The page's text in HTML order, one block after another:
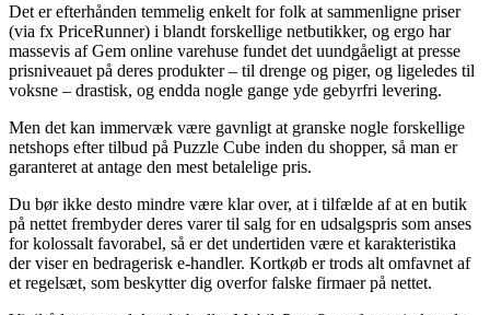
Det er efterhånden temmelig enkelt for folk at sammenligne priser
(via fx PriceRunner) i blandt forskellige netbutikker, og ergo har
massevis af Gem online varehuse fundet det uundgåeligt at presse
prisniveauet på deres produkter – til drenge og piger, og ligeledes til
voksne – drastisk, og endda nogle gange yde gebyrfri levering.
Men det kan immervæk være gavnligt at granske nogle forskellige
netshops efter tilbud på Puzzle Cube inden du shopper, så man er
garanteret at antage den mest betalelige pris.
Du bør ikke desto mindre være klar over, at i tilfælde af at en butik
på nettet frembyder deres varer til salg for en udsalgspris som anses
for kolossalt favorabel, så er det undertiden være et karakteristika
der viser en bedragerisk e-handler. Kortkøb er trods alt omfavnet af
et regelsæt, som beskytter dig overfor falske firmaer på nettet.